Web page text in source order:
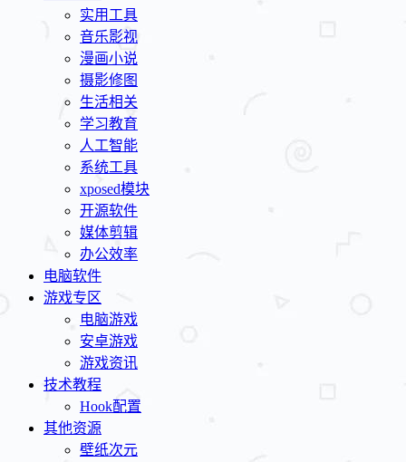
实用工具
音乐影视
漫画小说
摄影修图
生活相关
学习教育
人工智能
系统工具
xposed模块
开源软件
媒体剪辑
办公效率
电脑软件
游戏专区
电脑游戏
安卓游戏
游戏资讯
技术教程
Hook配置
其他资源
壁纸次元